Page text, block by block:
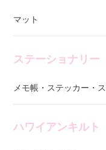
マット
ステーショナリー
メモ帳・ステッカー・
ハワイアンキルト